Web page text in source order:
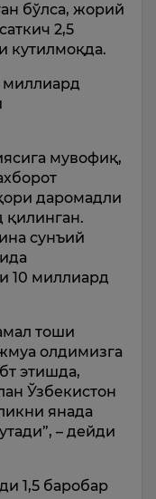
бўлса, жорий
2,5
кутилмоқда.
миллиард
мувофиқ,
даромадли
сунъий
10 миллиард
тоши
олдимизга
этишда,
Ўзбекистон
янада
– дейди
1,5 баробар